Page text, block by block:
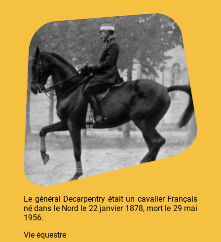
Le général Decarpentry était un cavalier Français
né dans le Nord le 22 janvier 1878, mort le 29 mai
1956.
Vie équestre